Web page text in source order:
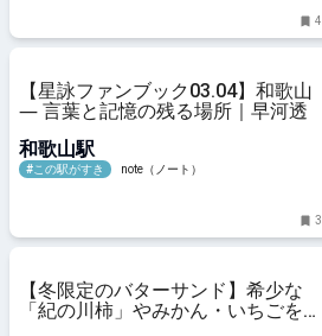
4
【星詠ファンブック03.04】和歌山
― 言葉と記憶の残る場所｜早河透
和歌山駅
#この駅がすき note（ノート）
3
【冬限定のバターサンド】希少な
「紀の川柿」やみかん・いちごを使